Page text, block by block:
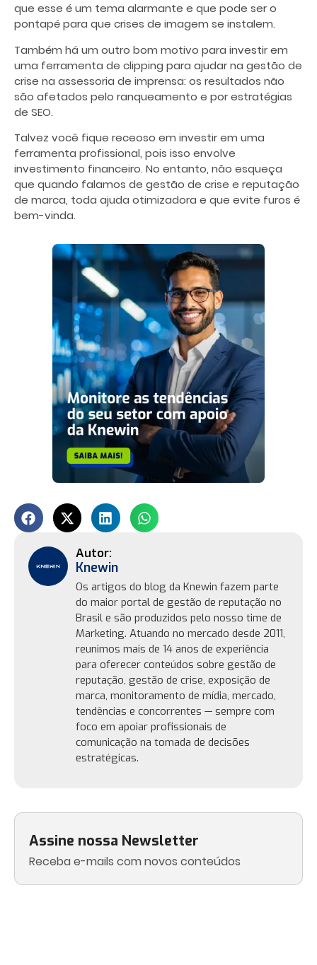
Assine nossa Newsletter
Receba e-mails com novos conteúdos
que esse é um tema alarmante e que pode ser o
pontapé para que crises de imagem se instalem.
Também há um outro bom motivo para investir em
uma ferramenta de clipping para ajudar na gestão de
crise na assessoria de imprensa: os resultados não
são afetados pelo ranqueamento e por estratégias
de SEO.
Talvez você fique receoso em investir em uma
ferramenta profissional, pois isso envolve
investimento financeiro. No entanto, não esqueça
que quando falamos de gestão de crise e reputação
de marca, toda ajuda otimizadora e que evite furos é
bem-vinda.
Knewin
Os artigos do blog da Knewin fazem parte
do maior portal de gestão de reputação no
Brasil e são produzidos pelo nosso time de
Marketing. Atuando no mercado desde 2011,
reunimos mais de 14 anos de experiência
para oferecer conteúdos sobre gestão de
reputação, gestão de crise, exposição de
marca, monitoramento de mídia, mercado,
tendências e concorrentes — sempre com
foco em apoiar profissionais de
comunicação na tomada de decisões
estratégicas.